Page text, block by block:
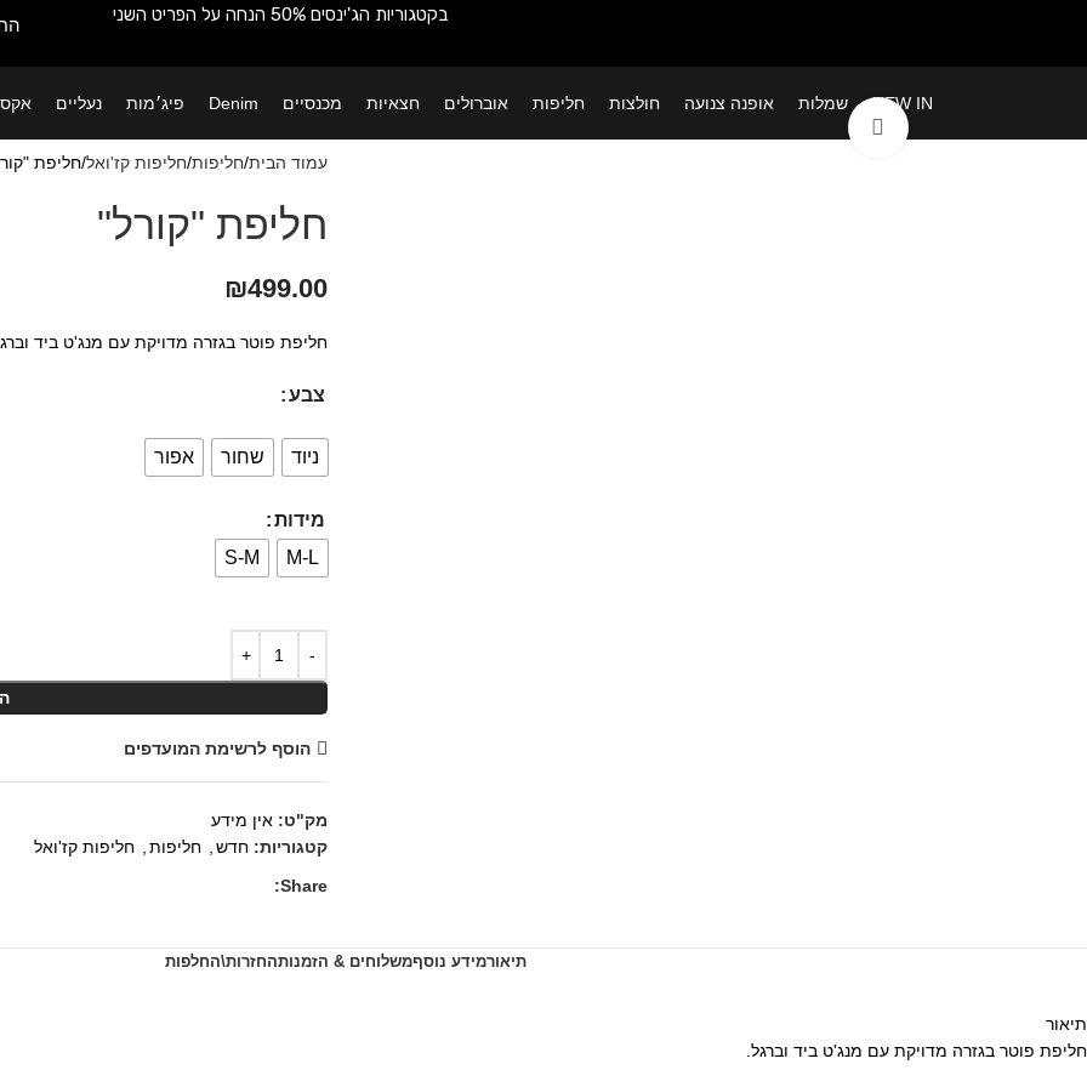
בקטגוריות הג'ינסים 50% הנחה על הפריט השני
NEW IN שמלות אופנה צנועה חולצות חליפות אוברולים חצאיות מכנסיים Denim פיג׳מות נעליים
עמוד הבית חליפות חליפות קז'ואל חליפת
חליפת "קורל"
₪499.00
חליפת פוטר בגזרה מדויקת עם מנג'ט ביד
צבע
ניוד שחור אפור
מידות
M-L
S-M
הוסף לרשימת המועדפים
מק"ט: אין מידע
קטגוריות: חדש חליפות
חליפות קז'ואל
Share:
תיאורמידע נוסףמשלוחים & הזמנותהחזרות\החלפות
תיאור
חליפת פוטר בגזרה מדויקת עם מנג'ט ביד וברגל.